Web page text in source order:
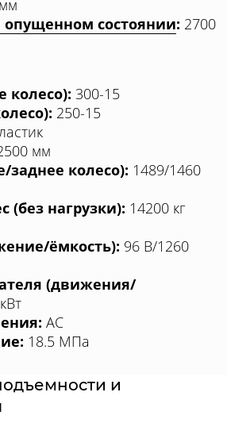
состоянии: 2700
колесо): 300-15
250-15
мм
заднее колесо): 1489/1460
(без нагрузки): 14200 кг
ёмкость): 96 В/1260
(движения/
AC
18.5 МПа
и